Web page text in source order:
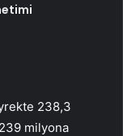
238,3
milyona